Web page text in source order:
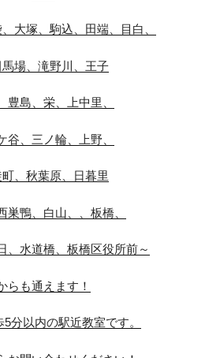
大塚、駒込、田端、目白、
場、滝野川、王子
豊島、栄、上中里、
谷、三ノ輪、上野、
、秋葉原、日暮里
巣鴨、白山、、板橋、
、水道橋、板橋区役所前～
らも通えます！
分以内の駅近教室です。